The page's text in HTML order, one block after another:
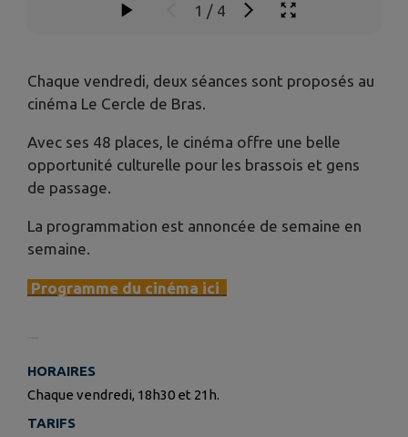
1 / 4
Chaque vendredi, deux séances sont proposés au
cinéma Le Cercle de Bras.
Avec ses 48 places, le cinéma offre une belle
opportunité culturelle pour les brassois et gens
de passage.
La programmation est annoncée de semaine en
semaine.
Programme du cinéma ici
HORAIRES
Chaque vendredi, 18h30 et 21h.
TARIFS